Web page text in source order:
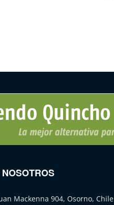
Mackenna 904, Osorno, Chile